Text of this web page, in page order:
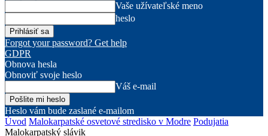
Vaše užívateľské meno
heslo
Forgot your password? Get help
GDPR
Obnova hesla
Obnoviť svoje heslo
Váš e-mail
Heslo vám bude zaslané e-mailom
Úvod Malokarpatské osvetové stredisko v Modre Podujatia
Malokarpatský slávik